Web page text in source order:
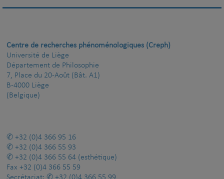
Centre de recherches phénoménologiques (Creph)
Université de Liège
Département de Philosophie
7, Place du 20-Août (Bât. A1)
B-4000 Liège
(Belgique)
+32 (0)4 366 95 16
+32 (0)4 366 55 93
+32 (0)4 366 55 64 (esthétique)
Fax +32 (0)4 366 55 59